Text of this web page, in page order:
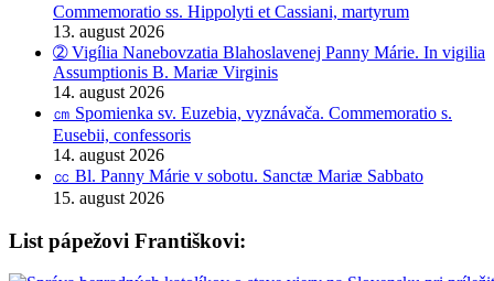
Commemoratio ss. Hippolyti et Cassiani, martyrum
13. august 2026
➁ Vigília Nanebovzatia Blahoslavenej Panny Márie. In vigilia
Assumptionis B. Mariæ Virginis
14. august 2026
㎝ Spomienka sv. Euzebia, vyznávača. Commemoratio s.
Eusebii, confessoris
14. august 2026
㏄ Bl. Panny Márie v sobotu. Sanctæ Mariæ Sabbato
15. august 2026
List pápežovi Františkovi: